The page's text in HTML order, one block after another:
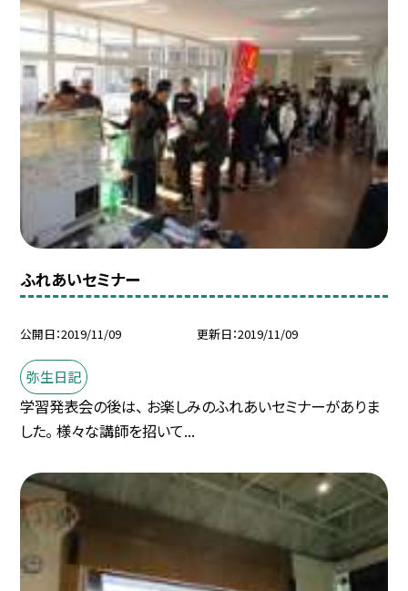
ふれあいセミナー
公開日 2019/11/09 更新日 2019/11/09
弥生日記
学習発表会の後は、 お楽しみのふれあいセミナーがありま
した。 様々な講師を招いて...